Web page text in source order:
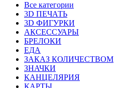
Все категории
3D ПЕЧАТЬ
3D ФИГУРКИ
АКСЕССУАРЫ
БРЕЛОКИ
ЕДА
ЗАКАЗ КОЛИЧЕСТВОМ
ЗНАЧКИ
КАНЦЕЛЯРИЯ
КАРТЫ